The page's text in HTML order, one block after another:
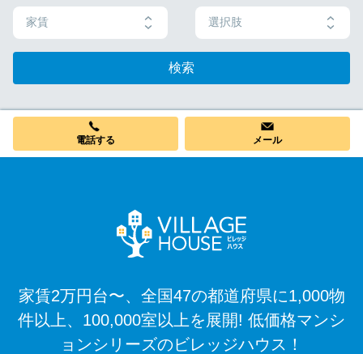
家賃 選択肢
検索
電話する メール
家賃2万円台〜、全国47の都道府県に1,000物
件以上、100,000室以上を展開! 低価格マンシ
ョンシリーズのビレッジハウス！